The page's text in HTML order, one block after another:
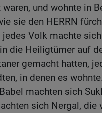
und wohnte in
sie den HERRN
jedes Volk machte
die Heiligtümer auf
gemacht hatten,
in denen es
machten sich
sich Nergal, die